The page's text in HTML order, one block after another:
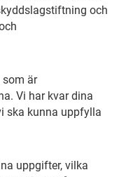
och
som är
Vi har kvar dina
ska kunna uppfylla
uppgifter, vilka